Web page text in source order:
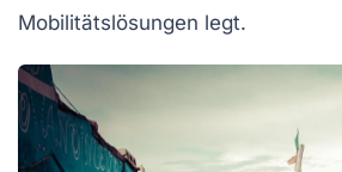
Mobilitätslösungen legt.